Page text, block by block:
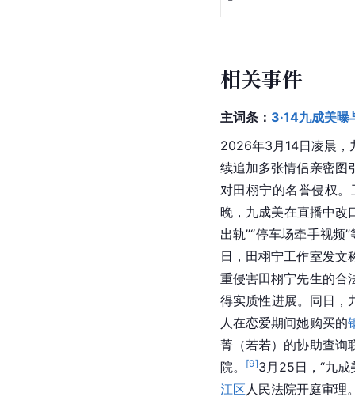
相关事件
主词条： 3·14九成美曝
2026年3月14日凌晨，
续追加多张情侣亲密图
对田栩宁的名誉侵权
晚，九成美在直播中改
出轨”“停车场牵手视频
日，田栩宁工作室发文
重侵害田栩宁先生的合
得实质性进展。同日，
人在恋爱期间她购买的
菁（若若）的协助查询
院。
[9]3月25日，“九成
江区 人民法院开庭审理